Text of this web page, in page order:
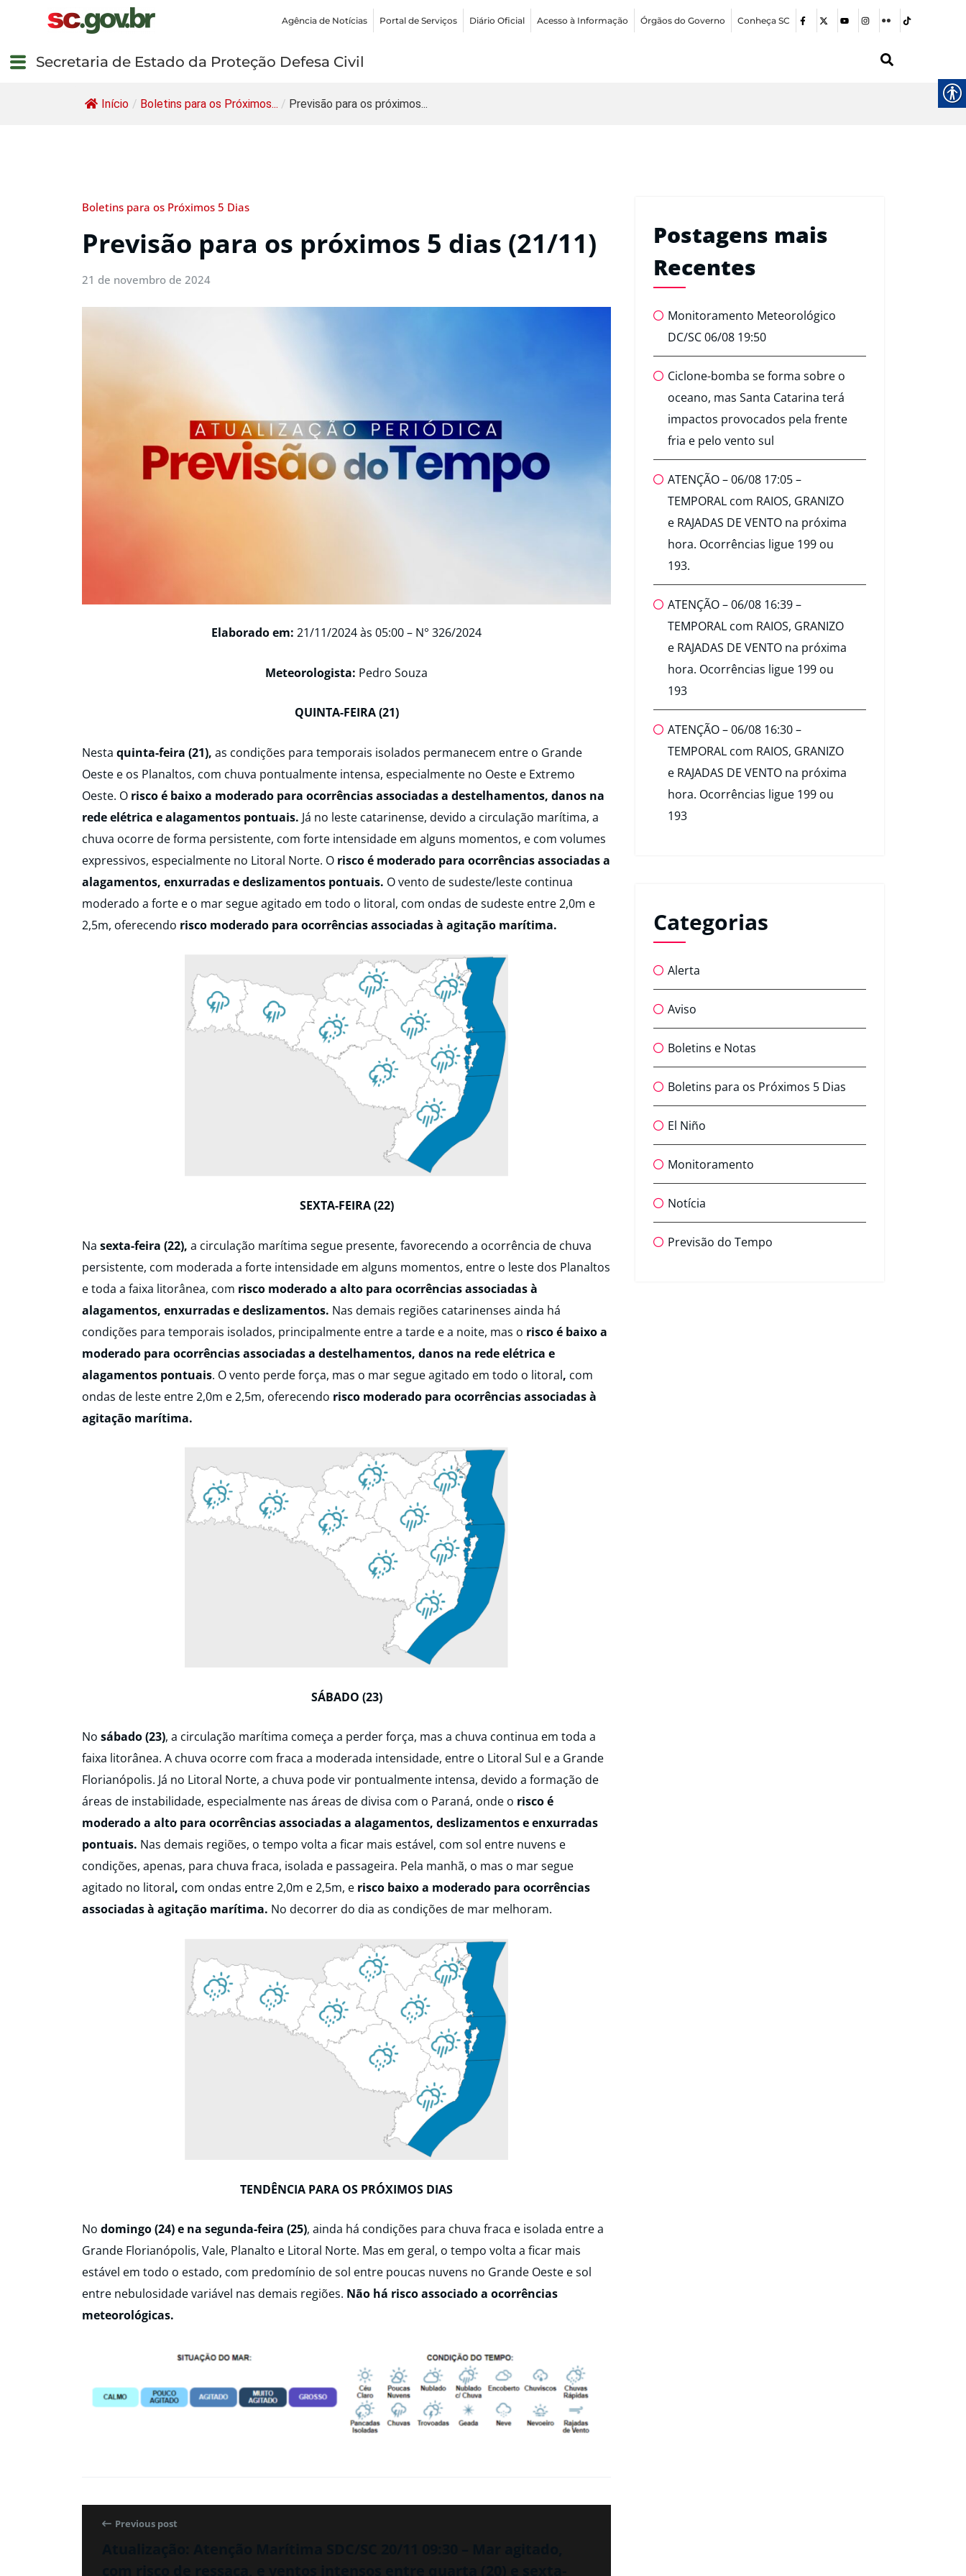
Agência de Notícias Portal de Serviços Diário Oficial Acesso à Informação Órgãos do Governo Conheça SC
Secretaria de Estado da Proteção Defesa Civil
Início / Boletins para os Próximos... / Previsão para os próximos...
Boletins para os Próximos 5 Dias
Previsão para os próximos 5 dias (21/11)
21 de novembro de 2024
Elaborado em: 21/11/2024 às 05:00 – N° 326/2024
Meteorologista: Pedro Souza
QUINTA-FEIRA (21)
Nesta quinta-feira (21), as condições para temporais isolados permanecem entre o Grande
Oeste e os Planaltos, com chuva pontualmente intensa, especialmente no Oeste e Extremo
Oeste. O risco é baixo a moderado para ocorrências associadas a destelhamentos, danos na
rede elétrica e alagamentos pontuais. Já no leste catarinense, devido a circulação marítima, a
chuva ocorre de forma persistente, com forte intensidade em alguns momentos, e com volumes
expressivos, especialmente no Litoral Norte. O risco é moderado para ocorrências associadas a
alagamentos, enxurradas e deslizamentos pontuais. O vento de sudeste/leste continua
moderado a forte e o mar segue agitado em todo o litoral, com ondas de sudeste entre 2,0m e
2,5m, oferecendo risco moderado para ocorrências associadas à agitação marítima.
SEXTA-FEIRA (22)
Na sexta-feira (22), a circulação marítima segue presente, favorecendo a ocorrência de chuva
persistente, com moderada a forte intensidade em alguns momentos, entre o leste dos Planaltos
e toda a faixa litorânea, com risco moderado a alto para ocorrências associadas à
alagamentos, enxurradas e deslizamentos. Nas demais regiões catarinenses ainda há
condições para temporais isolados, principalmente entre a tarde e a noite, mas o risco é baixo a
moderado para ocorrências associadas a destelhamentos, danos na rede elétrica e
alagamentos pontuais. O vento perde força, mas o mar segue agitado em todo o litoral, com
ondas de leste entre 2,0m e 2,5m, oferecendo risco moderado para ocorrências associadas à
agitação marítima.
SÁBADO (23)
No sábado (23), a circulação marítima começa a perder força, mas a chuva continua em toda a
faixa litorânea. A chuva ocorre com fraca a moderada intensidade, entre o Litoral Sul e a Grande
Florianópolis. Já no Litoral Norte, a chuva pode vir pontualmente intensa, devido a formação de
áreas de instabilidade, especialmente nas áreas de divisa com o Paraná, onde o risco é
moderado a alto para ocorrências associadas a alagamentos, deslizamentos e enxurradas
pontuais. Nas demais regiões, o tempo volta a ficar mais estável, com sol entre nuvens e
condições, apenas, para chuva fraca, isolada e passageira. Pela manhã, o mas o mar segue
agitado no litoral, com ondas entre 2,0m e 2,5m, e risco baixo a moderado para ocorrências
associadas à agitação marítima. No decorrer do dia as condições de mar melhoram.
TENDÊNCIA PARA OS PRÓXIMOS DIAS
No domingo (24) e na segunda-feira (25), ainda há condições para chuva fraca e isolada entre a
Grande Florianópolis, Vale, Planalto e Litoral Norte. Mas em geral, o tempo volta a ficar mais
estável em todo o estado, com predomínio de sol entre poucas nuvens no Grande Oeste e sol
entre nebulosidade variável nas demais regiões. Não há risco associado a ocorrências
meteorológicas.
Previous post
Postagens mais
Recentes
Monitoramento Meteorológico
DC/SC 06/08 19:50
Ciclone-bomba se forma sobre o
oceano, mas Santa Catarina terá
impactos provocados pela frente
fria e pelo vento sul
ATENÇÃO – 06/08 17:05 –
TEMPORAL com RAIOS, GRANIZO
e RAJADAS DE VENTO na próxima
hora. Ocorrências ligue 199 ou
193.
ATENÇÃO – 06/08 16:39 –
TEMPORAL com RAIOS, GRANIZO
e RAJADAS DE VENTO na próxima
hora. Ocorrências ligue 199 ou
193
ATENÇÃO – 06/08 16:30 –
TEMPORAL com RAIOS, GRANIZO
e RAJADAS DE VENTO na próxima
hora. Ocorrências ligue 199 ou
193
Categorias
Alerta
Aviso
Boletins e Notas
Boletins para os Próximos 5 Dias
El Niño
Monitoramento
Notícia
Previsão do Tempo